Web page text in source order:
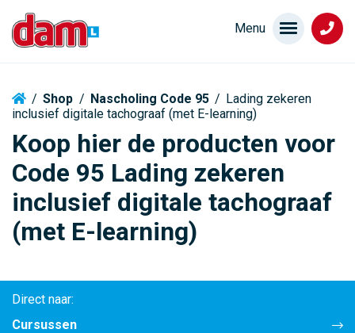
/ Shop / Nascholing Code 95 / Lading zekeren
inclusief digitale tachograaf (met E-learning)
Koop hier de producten voor
Code 95 Lading zekeren
inclusief digitale tachograaf
(met E-learning)
Direct naar:
Cursussen